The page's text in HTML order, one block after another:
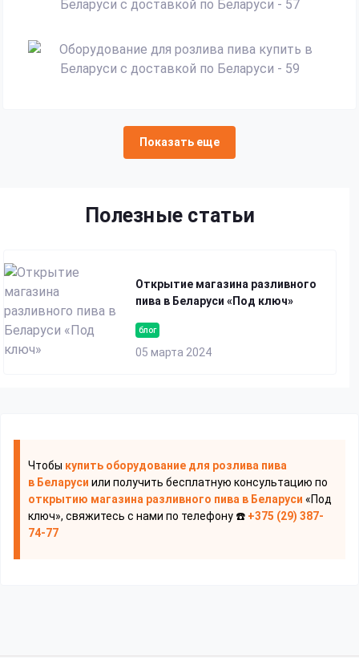
Показать еще
Полезные статьи
блог
05 марта 2024
Открытие магазина разливного
пива в Беларуси «Под ключ»
Чтобы купить оборудование для розлива пива
в Беларуси или получить бесплатную консультацию по
открытию магазина разливного пива в Беларуси «Под
ключ», свяжитесь с нами по телефону ☎️ +375 (29) 387-
74-77